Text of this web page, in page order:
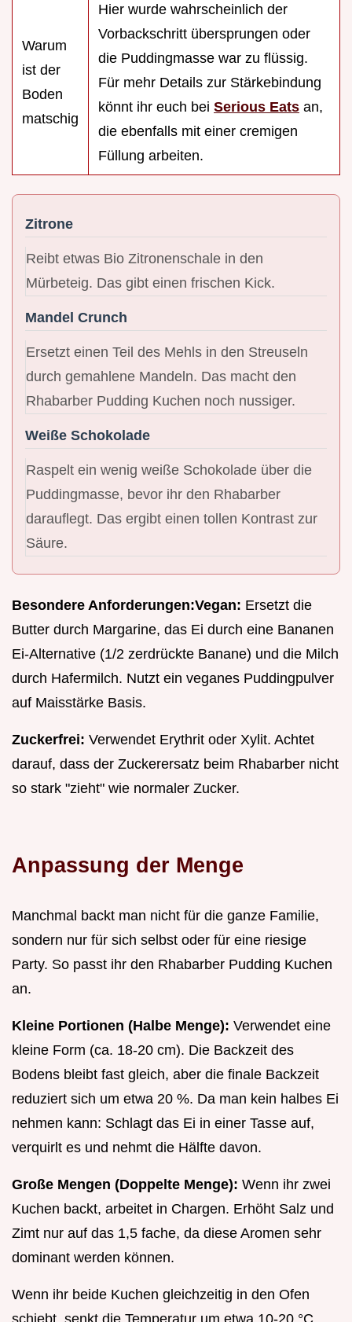
Warum
ist der
Boden
matschig
Hier wurde wahrscheinlich der
Vorbackschritt übersprungen oder
die Puddingmasse war zu flüssig.
Für mehr Details zur Stärkebindung
könnt ihr euch bei Serious Eats an,
die ebenfalls mit einer cremigen
Füllung arbeiten.
Zitrone
Reibt etwas Bio Zitronenschale in den
Mürbeteig. Das gibt einen frischen Kick.
Mandel Crunch
Ersetzt einen Teil des Mehls in den Streuseln
durch gemahlene Mandeln. Das macht den
Rhabarber Pudding Kuchen noch nussiger.
Weiße Schokolade
Raspelt ein wenig weiße Schokolade über die
Puddingmasse, bevor ihr den Rhabarber
darauflegt. Das ergibt einen tollen Kontrast zur
Säure.
Besondere Anforderungen:Vegan: Ersetzt die
Butter durch Margarine, das Ei durch eine Bananen
Ei-Alternative (1/2 zerdrückte Banane) und die Milch
durch Hafermilch. Nutzt ein veganes Puddingpulver
auf Maisstärke Basis.
Zuckerfrei: Verwendet Erythrit oder Xylit. Achtet
darauf, dass der Zuckerersatz beim Rhabarber nicht
so stark "zieht" wie normaler Zucker.
Anpassung der Menge
Manchmal backt man nicht für die ganze Familie,
sondern nur für sich selbst oder für eine riesige
Party. So passt ihr den Rhabarber Pudding Kuchen
an.
Kleine Portionen (Halbe Menge): Verwendet eine
kleine Form (ca. 18-20 cm). Die Backzeit des
Bodens bleibt fast gleich, aber die finale Backzeit
reduziert sich um etwa 20 %. Da man kein halbes Ei
nehmen kann: Schlagt das Ei in einer Tasse auf,
verquirlt es und nehmt die Hälfte davon.
Große Mengen (Doppelte Menge): Wenn ihr zwei
Kuchen backt, arbeitet in Chargen. Erhöht Salz und
Zimt nur auf das 1,5 fache, da diese Aromen sehr
dominant werden können.
Wenn ihr beide Kuchen gleichzeitig in den Ofen
schiebt, senkt die Temperatur um etwa 10-20 °C